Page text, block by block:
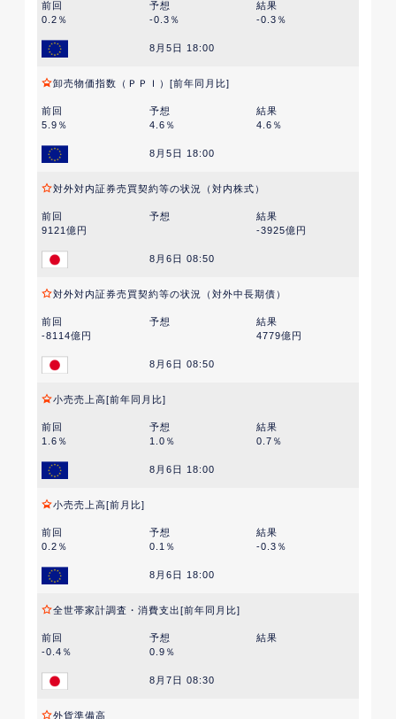
前回 予想
結果
0.2％
-0.3％ -0.3％
8月5日 18:00
卸売物価指数（ＰＰＩ）[前年同月比]
前回 予想
結果
5.9％
4.6％ 4.6％
8月5日 18:00
対外対内証券売買契約等の状況（対内株式）
前回 予想
結果
9121億円
-3925億円
8月6日 08:50
対外対内証券売買契約等の状況（対外中長期債）
前回 予想
結果
-8114億円
4779億円
8月6日 08:50
小売売上高[前年同月比]
前回 予想
結果
1.6％
1.0％ 0.7％
8月6日 18:00
小売売上高[前月比]
前回 予想
結果
0.2％
0.1％ -0.3％
8月6日 18:00
全世帯家計調査・消費支出[前年同月比]
前回 予想
結果
-0.4％
0.9％
8月7日 08:30
外貨準備高